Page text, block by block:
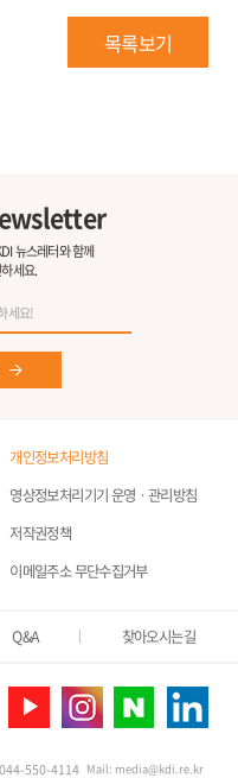
목록보기
뉴스레터와 함께
세요.
개인정보처리방침
영상정보처리기기 운영ㆍ관리방침
저작권정책
이메일주소 무단수집거부
Q&A 찾아오시는길
044-550-4114 Mail: media@kdi.re.kr